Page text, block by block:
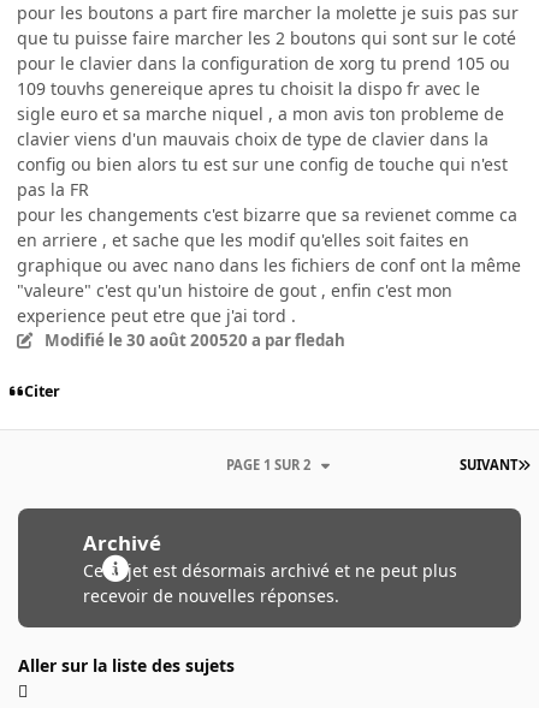
pour les boutons a part fire marcher la molette je suis pas sur
que tu puisse faire marcher les 2 boutons qui sont sur le coté
pour le clavier dans la configuration de xorg tu prend 105 ou
109 touvhs genereique apres tu choisit la dispo fr avec le
sigle euro et sa marche niquel , a mon avis ton probleme de
clavier viens d'un mauvais choix de type de clavier dans la
config ou bien alors tu est sur une config de touche qui n'est
pas la FR
pour les changements c'est bizarre que sa revienet comme ca
en arriere , et sache que les modif qu'elles soit faites en
graphique ou avec nano dans les fichiers de conf ont la même
"valeure" c'est qu'un histoire de gout , enfin c'est mon
experience peut etre que j'ai tord .
Modifié le 30 août 200520 a par fledah
Citer
SUIVANT
PAGE 1 SUR 2
Archivé
Ce sujet est désormais archivé et ne peut plus
recevoir de nouvelles réponses.
Aller sur la liste des sujets